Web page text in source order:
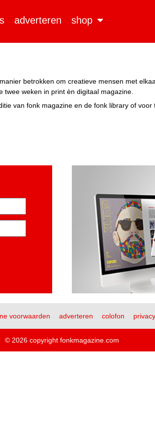
adverteren shop
betrokken om creatieve mensen met
weken in print èn digitaal magazine.
van fonk magazine en de fonk library of
voorwaarden adverteren colofon
© 2026 copyright fonkmagazine.com